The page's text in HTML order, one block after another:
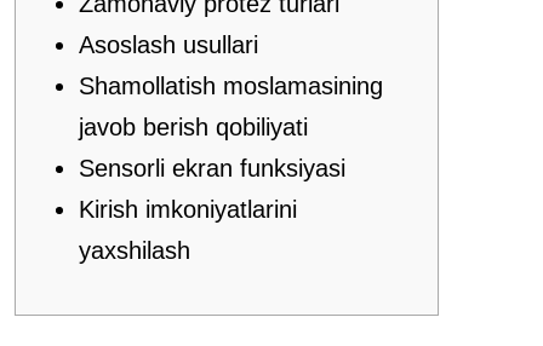
Asoslash usullari
Shamollatish moslamasining
javob berish qobiliyati
Sensorli ekran funksiyasi
Kirish imkoniyatlarini
yaxshilash